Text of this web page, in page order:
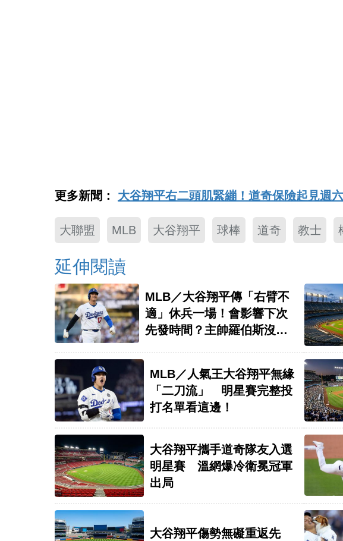
更多新聞： 大谷翔平右二頭肌緊繃！道奇保險起見週
大聯盟 MLB 大谷翔平 球棒 道奇 教士
延伸閱讀
MLB／大谷翔平傳「右臂不
適」休兵一場！會影響下次
先發時間？主帥羅伯斯沒給
MLB／人氣王大谷翔平無緣
「二刀流」 明星賽完整投
打名單看這邊！
大谷翔平攜手道奇隊友入選
明星賽 溫網爆冷衛冕冠軍
出局
大谷翔平傷勢無礙重返先